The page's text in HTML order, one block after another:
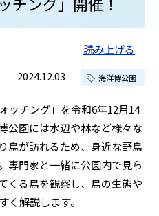
読み上げる
2024.12.03
海洋博公園
ッチング」を令和6年12月14
公園には水辺や林など様々な
鳥が訪れるため、身近な野鳥
専門家と一緒に公園内で見ら
くる鳥を観察し、鳥の生態や
く解説します。